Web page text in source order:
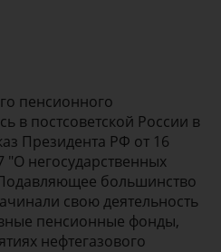
пенсионного
в постсоветской России в
Президента РФ от 16
"О негосударственных
большинство
свою деятельность
пенсионные фонды,
нефтегазового